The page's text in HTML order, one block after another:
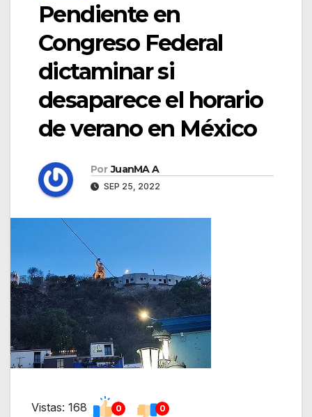
Pendiente en
Congreso Federal
dictaminar si
desaparece el horario
de verano en México
Por JuanMA A
SEP 25, 2022
Vistas: 168 0 0